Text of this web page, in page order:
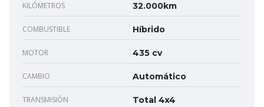
KILÓMETROS 32.000km
COMBUSTIBLE Híbrido
MOTOR 435 cv
CAMBIO Automático
TRANSMISIÓN Total 4x4